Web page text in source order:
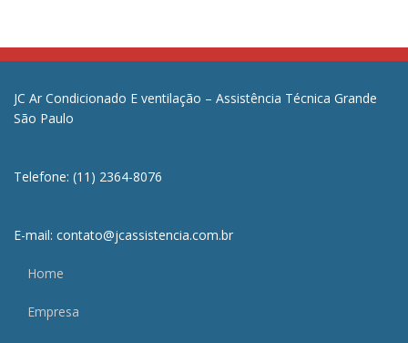
JC Ar Condicionado E ventilação – Assistência Técnica Grande
São Paulo
Telefone: (11) 2364-8076
E-mail: contato@jcassistencia.com.br
Home
Empresa